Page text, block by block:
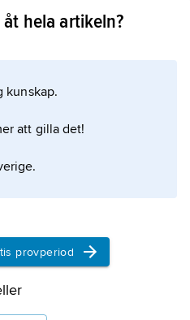
artikeln
hela artikeln?
kunskap.
att gilla det!
provperiod